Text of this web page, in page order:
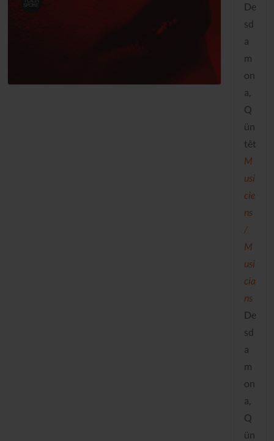
De
sd
a
m
on
a,
Q
ün
têt
M
usi
cie
ns
/
M
usi
cia
ns
De
sd
a
m
on
a,
Q
ün